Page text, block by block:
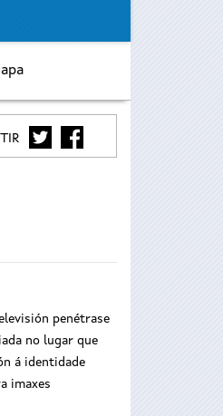
TWITTERFACEBOOK
penétrase
no lugar que
á identidade
imaxes